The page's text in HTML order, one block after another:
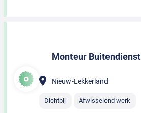
Monteur Buitendienst
Nieuw-Lekkerland
Dichtbij Afwisselend werk